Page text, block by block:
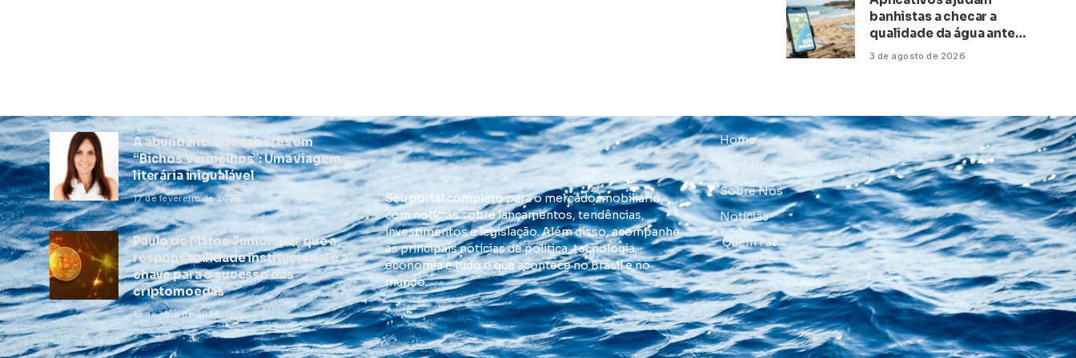
banhistas a checar a
qualidade da água antes
de ir à praia
3 de agosto de 2026
A abundância de saberes em
“Bichos Vermelhos”: Uma viagem
literária inigualável
17 de fevereiro de 2025
Paulo de Matos Junior: Por que a
responsabilidade institucional é a
chave para o sucesso das
criptomoedas
13 de abril de 2026
Seu portal completo para o mercado imobiliário,
com notícias sobre lançamentos, tendências,
investimentos e legislação. Além disso, acompanhe
as principais notícias de política, tecnologia,
economia e tudo o que acontece no Brasil e no
mundo.
Home
Contato
Sobre Nós
Notícias
Quem Faz